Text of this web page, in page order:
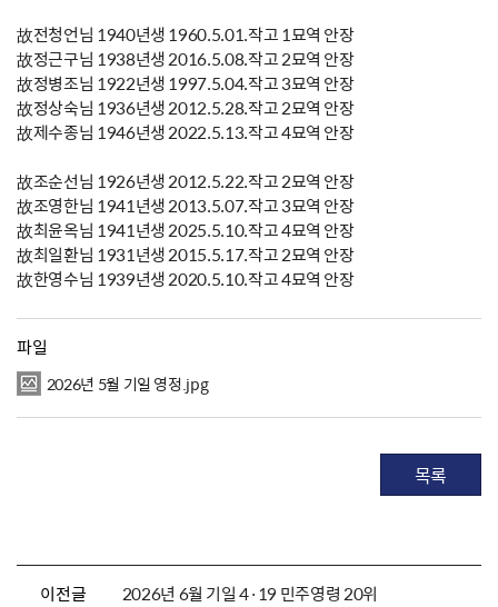
故전청언님 1940년생 1960.5.01.작고 1묘역 안장
故정근구님 1938년생 2016.5.08.작고 2묘역 안장
故정병조님 1922년생 1997.5.04.작고 3묘역 안장
故정상숙님 1936년생 2012.5.28.작고 2묘역 안장
故제수종님 1946년생 2022.5.13.작고 4묘역 안장
故조순선님 1926년생 2012.5.22.작고 2묘역 안장
故조영한님 1941년생 2013.5.07.작고 3묘역 안장
故최윤옥님 1941년생 2025.5.10.작고 4묘역 안장
故최일환님 1931년생 2015.5.17.작고 2묘역 안장
故한영수님 1939년생 2020.5.10.작고 4묘역 안장
파일
2026년 5월 기일 영정.jpg
목록
이전글 2026년 6월 기일 4·19 민주영령 20위